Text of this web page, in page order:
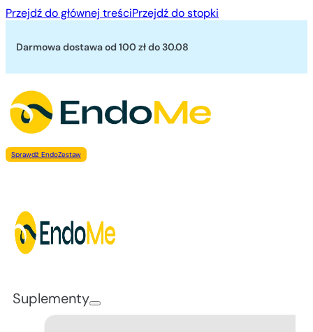
Przejdź do głównej treściPrzejdź do stopki
Darmowa dostawa od 100 złdo 30.08
Sprawdź EndoZestaw
Suplementy